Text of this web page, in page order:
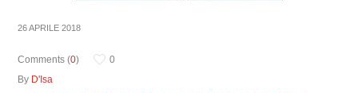
26 APRILE 2018
Comments (0)
0
By D'Isa